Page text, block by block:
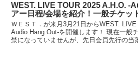
WEST. LIVE TOUR 2025 A.H.O.
アー日程/会場を紹介！一般チケッ
ＷＥＳＴ．が来月3月21日からWEST.
Audio Hang Out-を開催します！ 現在一般
禁になっていませんが、先日会員先行の当